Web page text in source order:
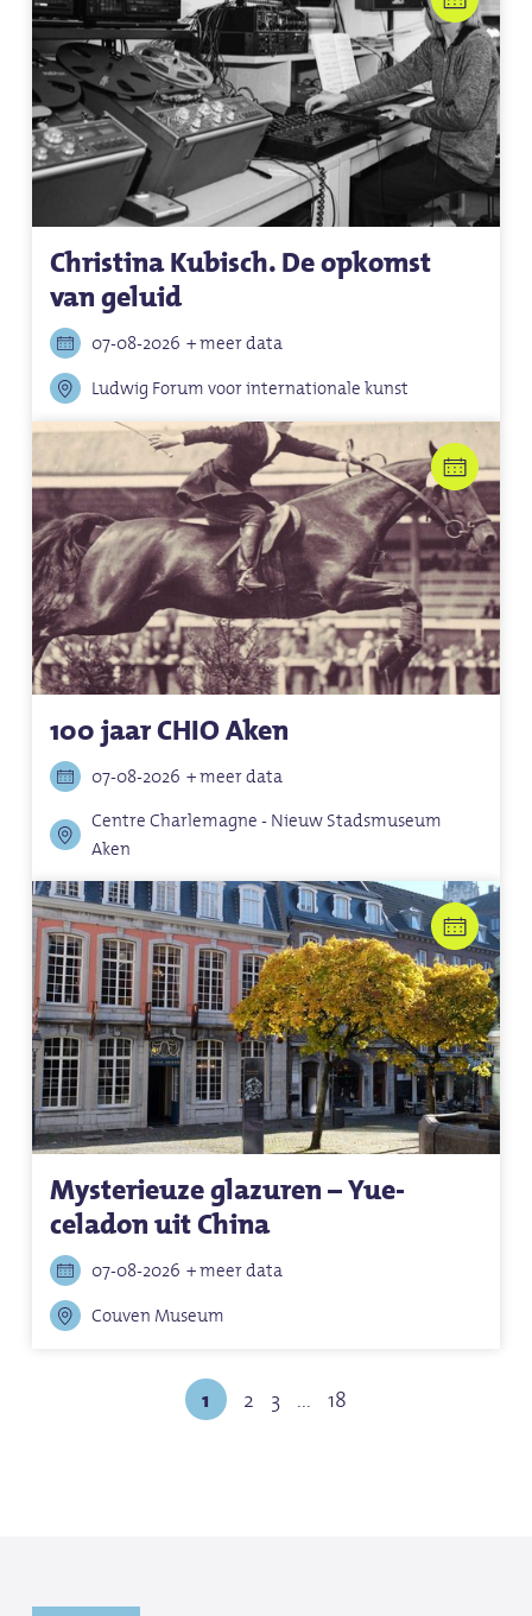
Christina Kubisch. De opkomst
van geluid
07-08-2026 + meer data
Ludwig Forum voor internationale kunst
100 jaar CHIO Aken
07-08-2026 + meer data
Centre Charlemagne - Nieuw Stadsmuseum
Aken
Mysterieuze glazuren – Yue-
celadon uit China
07-08-2026 + meer data
Couven Museum
1 2 3 ... 18